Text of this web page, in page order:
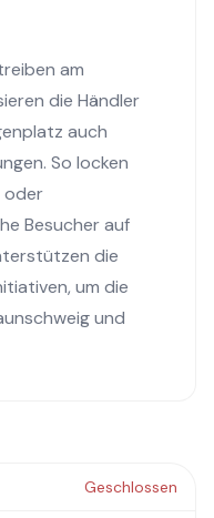
am
die Händler
auch
So locken
oder
Besucher auf
die
um die
und
Geschlossen